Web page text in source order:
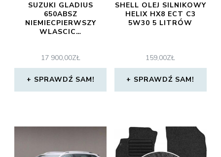
SUZUKI GLADIUS
650ABSZ
NIEMIECPIERWSZY
WLASCIC…
17 900,00ZŁ
SPRAWDŹ SAM!
SHELL OLEJ SILNIKOWY
HELIX HX8 ECT C3
5W30 5 LITRÓW
159,00ZŁ
SPRAWDŹ SAM!